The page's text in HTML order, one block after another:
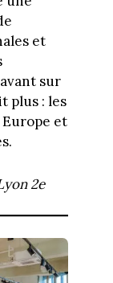
et
sur
plus : les
et
2e